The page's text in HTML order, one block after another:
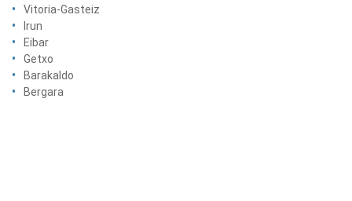
Vitoria-Gasteiz
Irun
Eibar
Getxo
Barakaldo
Bergara